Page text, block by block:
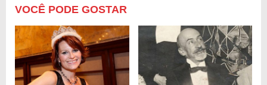
VOCÊ PODE GOSTAR